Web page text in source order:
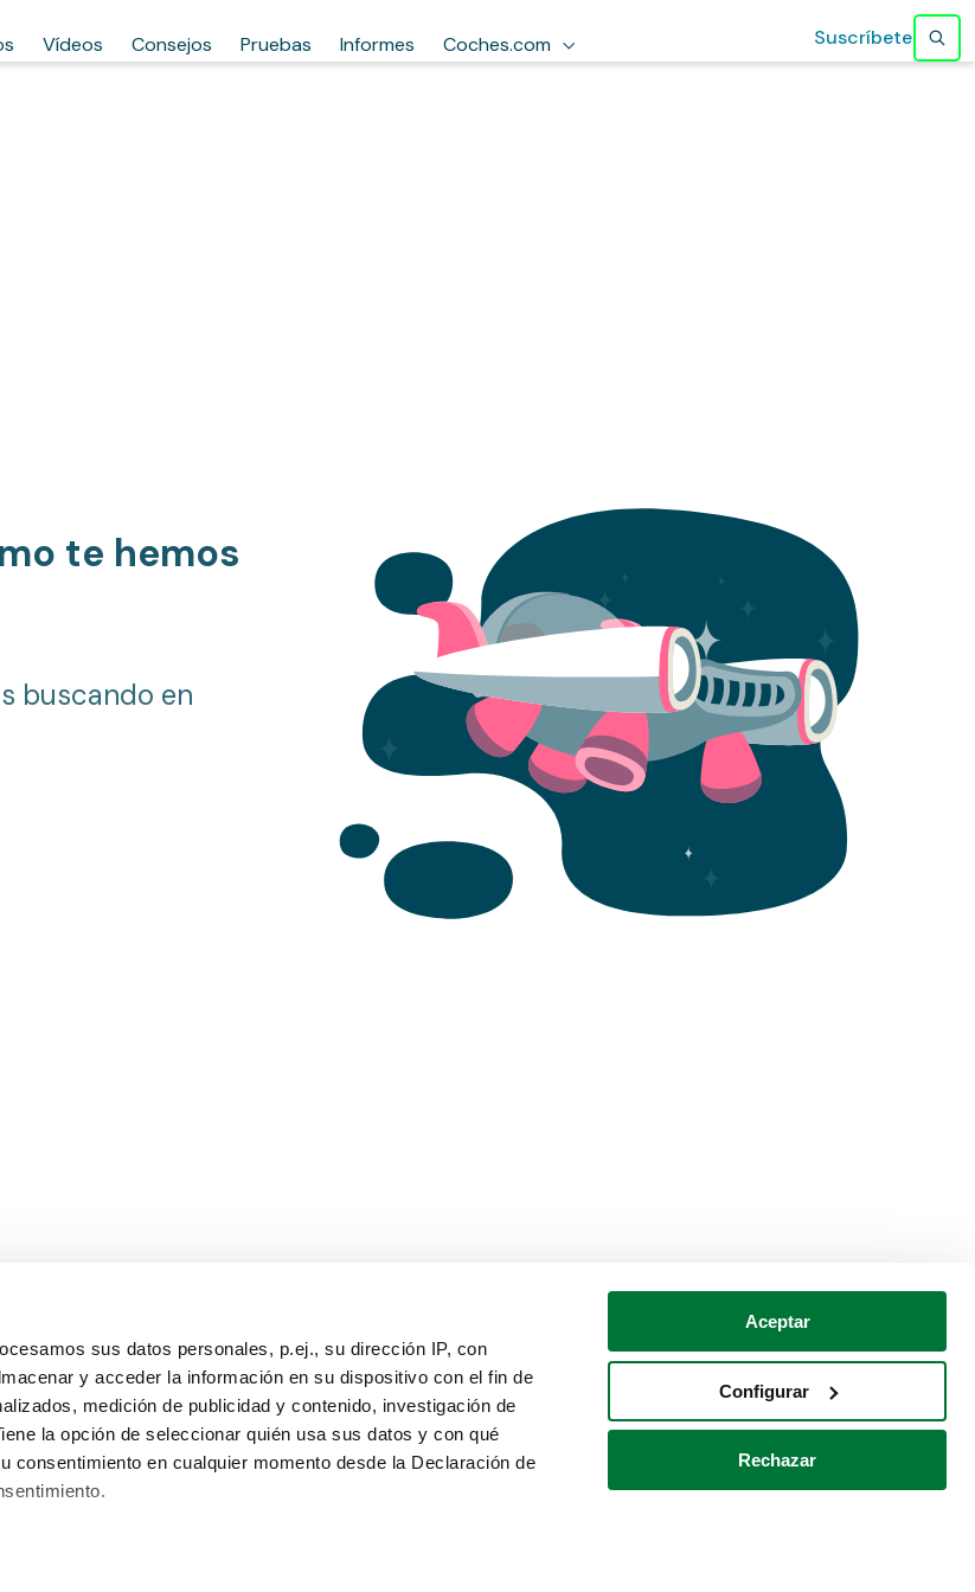
sus datos personales, p.ej., su dirección IP, con
y acceder la información en su dispositivo con el fin de
medición de publicidad y contenido, investigación de
la opción de seleccionar quién usa sus datos y con qué
consentimiento en cualquier momento desde la Declaración de
Aceptar
Configurar
Rechazar
Vídeos Consejos Pruebas Informes Coches.com Suscríbete
te hemos
buscando en